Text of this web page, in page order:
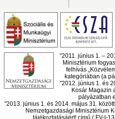
"2011. június 1. –
Minisztérium
felhívás
kategóriában (a
"2012. június 1. és
Kosár Magazin
pályázatban
"2013. június 1. és 2014. május 31.
Nemzetgazdasági Minisztérium
tájékoztatásáért! című ( FV-I-